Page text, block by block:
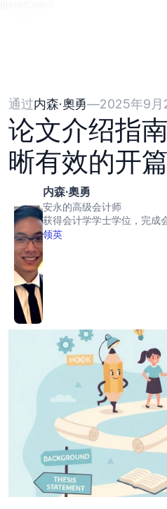
通过内森·奧勇—2025年9月
论文介绍指
晰有效的开篇
内森·奧勇
安永的高级会计师
获得会计学学士学位，完成
领英